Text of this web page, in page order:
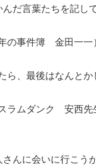
だ言葉たちを記し
の事件簿 金田一一）
ら、最後はなんと
ラムダンク 安西先
んに会いに行こう